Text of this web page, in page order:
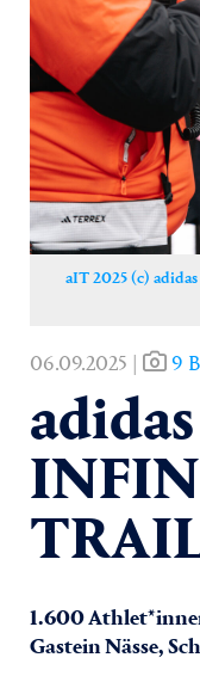
aIT 2025 (c)
06.09.2025 | 9
1.600
Gastein Nässe,